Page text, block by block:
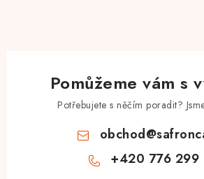
Pomůžeme vám s
Potřebujete s něčím poradit?
obchod@
+420 776 299